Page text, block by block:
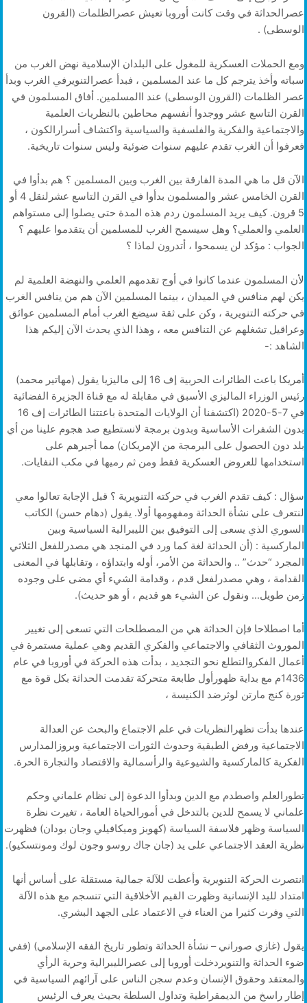
عصرالحداثة في وقت كانت أوروبا تعيش عصرالظلمات (القرون
الوسطى) .
ومع الحملات العسكرية للمغول على البلدان الإسلامية نهض الغرب من
سباته وأخذ يترجم كل ما عند المسلمين ، فبدأ عصرالتنويرفي الغرب وبدأ
عصر الظلمات (القرون الوسطى) عند االمسلمين. أفاق المسلمون في
القرن التاسع عشر ووجدوا أنفسهم محاطين بالنظريات العلمية
والاجتماعية والفكرية والفلسفية والسياسية واكتشاف أسرارالكون ،
فعرفوا أن الغرب تقدم عليهم سنوات ضوئية وليس سنوات تاريخية.
الآن قل ما هي المدة الفارقة بين الغرب وبين المسلمين ؟ هم بدأوا في
القرن الخامس عشر والمسلمون بدأوا في القرن التاسع عشرلنقل 4 أو
5 قرون. كيف يريد المسلمون ردم هذه المدة حتى يصلوا إلى مستواهم
العلمي والعملي؟ وهل سيسمح الغرب للمسلمين أن يتقدموا عليهم ؟
الجواب : مؤكد لن يسمحوا ، أتدرون لماذا ؟
لأن المسلمون عندما كانوا في أوج تقدمهم العلمي والنهضة العلمية لم
يكن لهم منافس في الميدان ، بينما المسلمين الآن هم من ينافس الغرب
في حركته التنويرية ، وكن على ثقة سيضع الغرب أمام المسلمين عوائق
وعراقيل تشغلهم عن التنافس معه ، وهذا الذي يحدث الآن إليكم هذا
الشاهد :-
أمريكا باعت الطائرات الحربية إف 16 إلى ماليزيا يقول (مهاتير محمد)
رئيس الوزراء الماليزي الأسبق في مقابلة له مع قناة الجزيرة الفضائية
في 7-5-2020 (اكتشفنا أن الولايات المتحدة باعتتنا الطائرات إف 16
بدون الشفرات الأساسية وبدون برمجة لانستطيع صد هجوم علينا من أي
بلد دون الحصول على البرمجة من الإمريكان) مما أجبرهم على
استخدامها للعروض العسكرية فقط ومن ثم رميها في مكب النفايات.
سؤال : كيف تقدم الغرب في حركته التنويرية ؟ قبل الإجابة تعالوا معي
لنتعرف على نشأة الحداثة ومفهومها أولا. يقول (دهام حسن) الكاتب
السوري الذي يسعى إلى التوفيق بين الليبرالية السياسية وبين
الماركسية : (أن الحداثة لغة كما ورد في المنجد هي مصدرللفعل الثلاثي
المجرد “حدث” .. والحداثة من الأمر، أوله وابتداؤه ، وتقابلها في المعنى
القدامة ، وهي مصدرلفعل قدم ، وقدامة الشيء أي مضى على وجوده
زمن طويل… ونقول عن الشيء هو قديم ، أو هو حديث).
أما اصطلاحا فإن الحداثة هي من المصطلحات التي تسعى إلى تغيير
الموروث الثقافي والاجتماعي والفكري القديم وهي عملية مستمرة في
أعمال الفكروالتطلع نحو التجديد ، بدأت هذه الحركة في أوروبا في عام
1436م مع بداية ظهورأول طابعة متحركة تقدمت الحداثة بكل قوة مع
ثورة كنج مارتن لوثرضد الكنيسة ،
عندها بدأت تظهرالنظريات في علم الاجتماع والبحث عن العدالة
الاجتماعية ورفض الطبقية وحدوث الثورات الاجتماعية وبروزالمدارس
الفكرية كالماركسية والشيوعية والرأسمالية والاقتصاد والتجارة الحرة.
تطورالعلم واصطدم مع الدين وبدأوا الدعوة إلى نظام علماني وحكم
علماني لا يسمح للدين بالتدخل في أمورالحياة العامة ، تغيرت نظرة
السياسة وظهر فلاسفة السياسة (كهوبز وميكافيلي وجان بودان) فظهرت
نظرية العقد الاجتماعي على يد (جان جاك روسو وجون لوك ومونتسكيو).
انتصرت الحركة التنويرية وأعطت للآلة جمالية مستقلة على أساس أنها
امتداد لليد الإنسانية وظهرت القيم الأخلاقية التي تنسجم مع هذه الآلة
التي وفرت كثيرا من العناء في الاعتماد على الجهد البشري.
يقول (غازي صوراني – نشأة الحداثة وتطور تاريخ الفقه الإسلامي) (ففي
ضوء الحداثة والتنويردخلت أوروبا إلى عصرالليبرالية وحرية الرأي
والمعتقد وحقوق الإنسان وعدم سجن الناس على آرائهم السياسية في
إطار راسخ من الديمقراطية وتداول السلطة بحيث يعرف الرئيس